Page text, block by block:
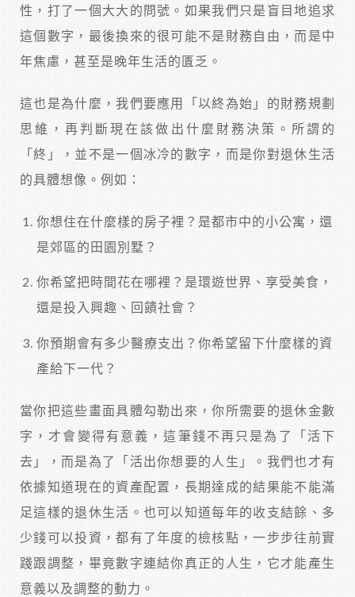
性，打了一個大大的問號。如果我們只是盲目地追求
這個數字，最後換來的很可能不是財務自由，而是中
年焦慮，甚至是晚年生活的匱乏。
這也是為什麼，我們要應用「以終為始」的財務規劃
思維，再判斷現在該做出什麼財務決策。所謂的
「終」，並不是一個冰冷的數字，而是你對退休生活
的具體想像。例如：
你想住在什麼樣的房子裡？是都市中的小公寓，還
是郊區的田園別墅？
你希望把時間花在哪裡？是環遊世界、享受美食，
還是投入興趣、回饋社會？
你預期會有多少醫療支出？你希望留下什麼樣的資
產給下一代？
當你把這些畫面具體勾勒出來，你所需要的退休金數
字，才會變得有意義，這筆錢不再只是為了「活下
去」，而是為了「活出你想要的人生」。我們也才有
依據知道現在的資產配置，長期達成的結果能不能滿
足這樣的退休生活。也可以知道每年的收支結餘、多
少錢可以投資，都有了年度的檢核點，一步步往前實
踐跟調整，畢竟數字連結你真正的人生，它才能產生
意義以及調整的動力。